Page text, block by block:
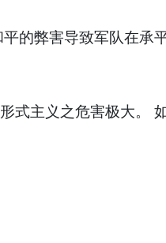
的弊害导致军队在承
式主义之危害极大。